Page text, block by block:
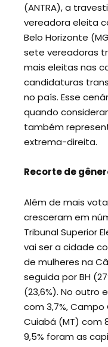
(ANTRA), a
vereadora eleita
Belo Horizonte
sete vereadoras
mais eleitas nas
candidaturas
no país. Esse
quando
também
extrema-direita.
Recorte de
Além de mais
cresceram em
Tribunal Superior
vai ser a cidade
de mulheres na
seguida por BH
(23,6%). No outro
com 3,7%, Campo
Cuiabá (MT) com
9,5% foram as